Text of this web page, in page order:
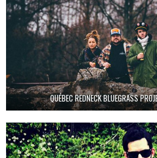
QUÉBEC REDNECK BLUEGRASS